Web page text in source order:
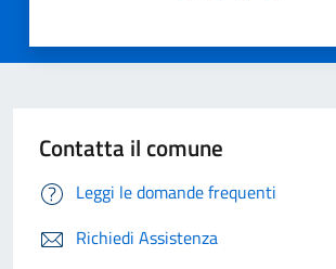
Contatta il comune
Leggi le domande frequenti
Richiedi Assistenza